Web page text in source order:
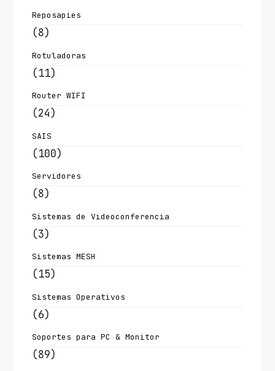
Reposapies
(8)
Rotuladoras
(11)
Router WIFI
(24)
SAIS
(100)
Servidores
(8)
Sistemas de Videoconferencia
(3)
Sistemas MESH
(15)
Sistemas Operativos
(6)
Soportes para PC & Monitor
(89)